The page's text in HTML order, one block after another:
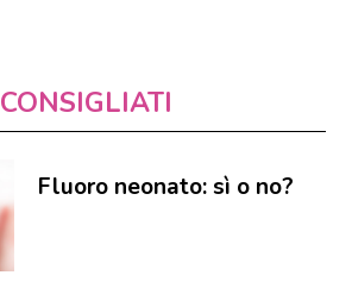
CONSIGLIATI
Fluoro neonato: sì o no?